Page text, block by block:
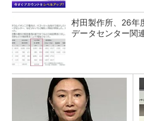
村田製作所、26年
データセンター関